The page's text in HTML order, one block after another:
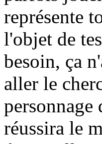
représente
l'objet de
besoin, ça
aller le
réussira le